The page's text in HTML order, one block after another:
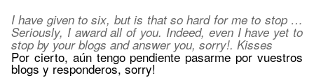
I have given to six, but is that so hard for me to stop …
Seriously, I award all of you. Indeed, even I have yet to
stop by your blogs and answer you, sorry!. Kisses
Por cierto, aún tengo pendiente pasarme por vuestros
blogs y responderos, sorry!